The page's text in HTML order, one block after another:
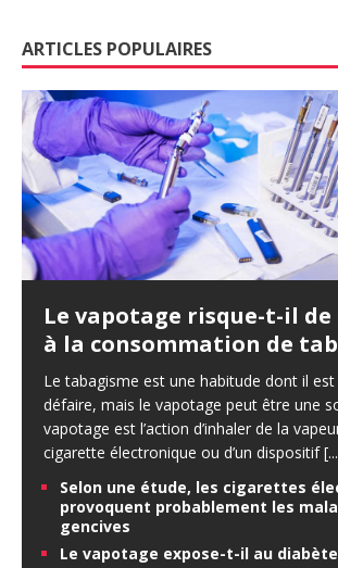
ARTICLES POPULAIRES
Le vapotage risque-t-il
à la consommation de
Le tabagisme est une habitude dont il
défaire, mais le vapotage peut être une
vapotage est l’action d’inhaler de la
cigarette électronique ou d’un dispositif
Selon une étude, les cigarettes
provoquent probablement les
gencives
Le vapotage expose-t-il au diabète